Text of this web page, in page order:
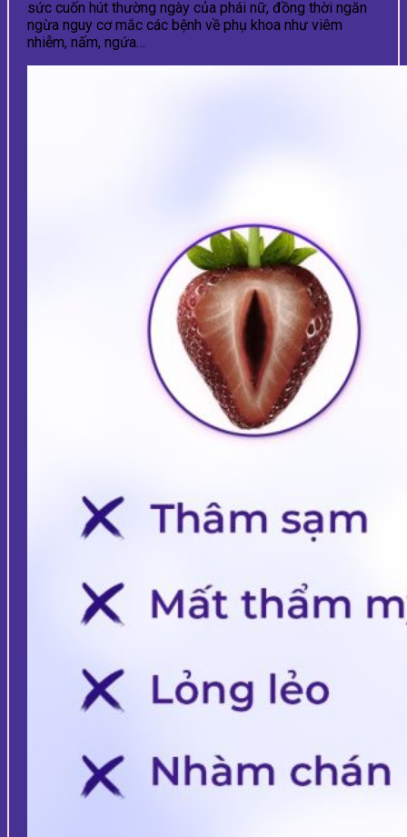
sức cuốn hút thường ngày của phái nữ, đồng thời ngăn
ngừa nguy cơ mắc các bệnh về phụ khoa như viêm
nhiễm, nấm, ngứa…